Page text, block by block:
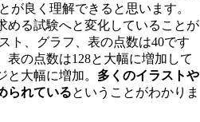
が良く理解できると思います。
める試験へと変化していることが
ト、グラフ、表の点数は40です
表の点数は128と大幅に増加して
大幅に増加。 多くのイラストや
られているということがわかりま